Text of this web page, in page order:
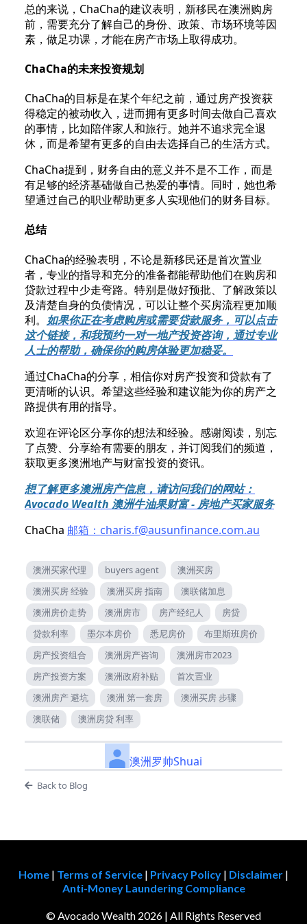
总的来说，ChaCha的建议表明，新移民在澳洲购房
前，需要充分了解自己的身份、政策、市场环境等因
素，做足功课，才能在房产市场上取得成功。
ChaCha的未来投资规划
ChaCha的目标是在某个年纪之前，通过房产投资获
得稳定的被动收入，进而拥有更多时间去做自己喜欢
的事情，比如陪伴家人和旅行。她并不追求完全退
休，而是希望有更多的自由去选择自己的生活方式。
ChaCha提到，财务自由的意义并不是不工作，而是
有足够的经济基础做自己热爱的事情。同时，她也希
望通过自己的职业帮助更多人实现他们的财务目标。
总结
ChaCha的经验表明，不论是新移民还是首次置业
者，专业的指导和充分的准备都能帮助他们在购房和
贷款过程中少走弯路。特别是做好预批、了解政策以
及清楚自身的负债情况，可以让整个买房流程更加顺
利。 如果你正在考虑购房或需要贷款服务，可以点击
这个链接，和我预约一对一地产投资咨询，通过专业
人士的帮助，确保你的购房体验更加稳妥。
通过ChaCha的分享，相信你对房产投资和贷款有了
更清晰的认识。希望这些经验和建议能为你的房产之
路提供有用的指导。
欢迎在评论区分享你的想法和经验。感谢阅读，别忘
了点赞、分享给有需要的朋友，并订阅我们的频道，
获取更多澳洲地产与财富投资的资讯。
想了解更多澳洲房产信息，请访问我们的网站：
Avocado Wealth 澳洲牛油果财富 - 房地产买家服务
ChaCha 邮箱： charis.f@ausunfinance.com.au
澳洲买家代理 buyers agent
澳洲买房
澳洲买房 经验
澳洲买房 指南
澳联储加息
澳洲房价走势
澳洲房市 房产经纪人
房贷
贷款利率
墨尔本房价 悉尼房价
布里斯班房价
房产投资组合
澳洲房产咨询
澳洲房市2023
房产投资方案
澳洲政府补贴
首次置业
澳洲房产 避坑
澳洲 第一套房
澳洲买房 步骤
澳联储
澳洲房贷 利率
澳洲罗帅Shuai
Back to Blog
Home | Terms of Service | Privacy Policy | Disclaimer |
Anti-Money Laundering Compliance
© Avocado Wealth 2026 | All Rights Reserved